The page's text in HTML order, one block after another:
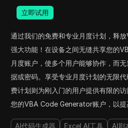
立即试用
通过我们的免费和专业月度计划，释
强大功能！在设备之间无缝共享您的
月度账户，使多个用户能够协作，而
据或密码。享受专业月度计划的无限
费计划则为刚入门的用户提供有限的
您的VBA Code Generator账户，以提
AI代码生成器 Excel AI工具 AI剧